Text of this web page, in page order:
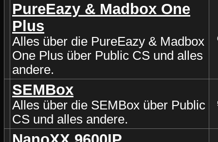
PureEazy & Madbox One
Plus
Alles über die PureEazy & Madbox
One Plus über Public CS und alles
andere.
SEMBox
Alles über die SEMBox über Public
CS und alles andere.